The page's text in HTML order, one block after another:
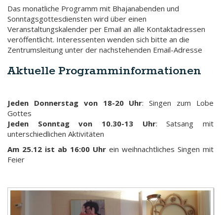
Das monatliche Programm mit Bhajanabenden und
Sonntagsgottesdiensten wird über einen
Veranstaltungskalender per Email an alle Kontaktadressen
veröffentlicht. Interessenten wenden sich bitte an die
Zentrumsleitung unter der nachstehenden Email-Adresse
Aktuelle Programminformationen​
Jeden Donnerstag von 18-20 Uhr: Singen zum Lobe
Gottes
Jeden Sonntag von 10.30-13 Uhr: Satsang mit
unterschiedlichen Aktivitäten
Am 25.12 ist ab 16:00 Uhr ein weihnachtliches Singen mit
Feier